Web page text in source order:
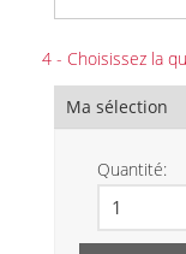
4 - Choisissez la
Ma sélection
Quantité: